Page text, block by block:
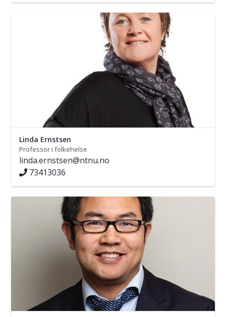
Linda Ernstsen
Professor i folkehelse
linda.ernstsen@ntnu.no
73413036